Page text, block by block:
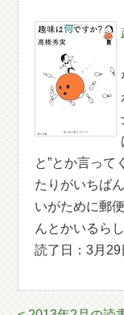
と”とか言って
たりがいちば
いがために郵
んとかいるら
読了日：3月